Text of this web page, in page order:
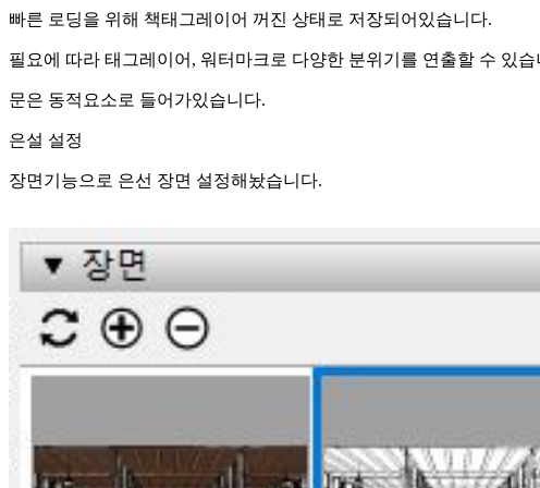
빠른 로딩을 위해 책태그레이어 꺼진 상태로 저장되어있습니다.
필요에 따라 태그레이어, 워터마크로 다양한 분위기를 연출할 수 있습
문은 동적요소로 들어가있습니다.
은설 설정
장면기능으로 은선 장면 설정해놨습니다.